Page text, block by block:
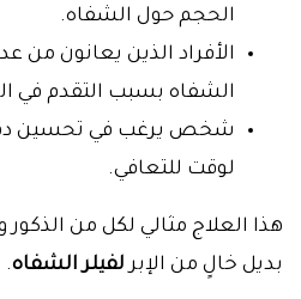
الحجم حول الشفاه.
الأفراد الذين يعانون من
الشفاه بسبب التقدم في
شخص يرغب في تحسين
لوقت للتعافي.
هذا العلاج مثالي لكل من الذكور
بديل خالٍ من الإبرلفيلر الشفاه.